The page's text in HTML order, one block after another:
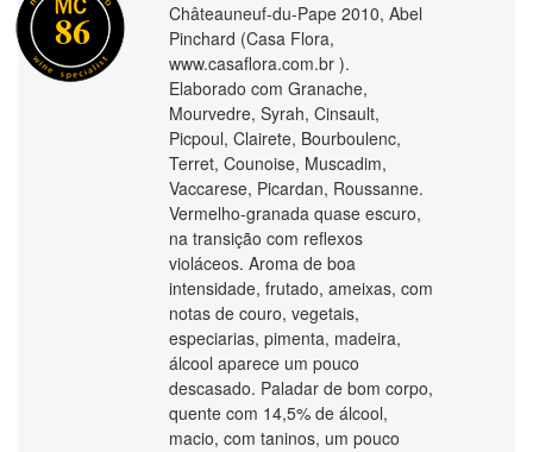
86
Châteauneuf-du-Pape 2010, Abel
Pinchard (Casa Flora,
www.casaflora.com.br ).
Elaborado com Granache,
Mourvedre, Syrah, Cinsault,
Picpoul, Clairete, Bourboulenc,
Terret, Counoise, Muscadim,
Vaccarese, Picardan, Roussanne.
Vermelho-granada quase escuro,
na transição com reflexos
violáceos. Aroma de boa
intensidade, frutado, ameixas, com
notas de couro, vegetais,
especiarias, pimenta, madeira,
álcool aparece um pouco
descasado. Paladar de bom corpo,
quente com 14,5% de álcool,
macio, com taninos, um pouco